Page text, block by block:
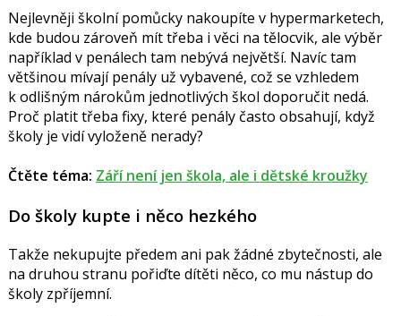
Nejlevněji školní pomůcky nakoupíte v hypermarketech,
kde budou zároveň mít třeba i věci na tělocvik, ale výběr
například v penálech tam nebývá největší. Navíc tam
většinou mívají penály už vybavené, což se vzhledem
k odlišným nárokům jednotlivých škol doporučit nedá.
Proč platit třeba fixy, které penály často obsahují, když
školy je vidí vyloženě nerady?
Čtěte téma: Září není jen škola, ale i dětské kroužky
Do školy kupte i něco hezkého
Takže nekupujte předem ani pak žádné zbytečnosti, ale
na druhou stranu pořiďte dítěti něco, co mu nástup do
školy zpříjemní.